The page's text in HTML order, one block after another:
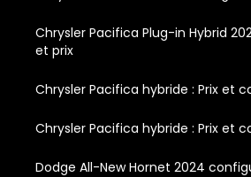
Chrysler Pacifica Plug-in Hybrid
et prix
Chrysler Pacifica hybride : Prix et
Chrysler Pacifica hybride : Prix et
Dodge All-New Hornet 2024